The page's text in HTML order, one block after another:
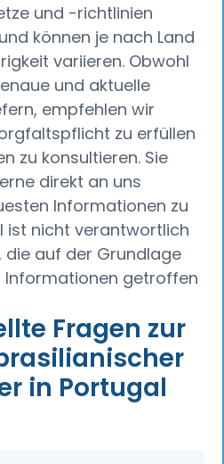
und -richtlinien
können je nach Land
variieren. Obwohl
und aktuelle
empfehlen wir
zu erfüllen
zu konsultieren. Sie
direkt an uns
Informationen zu
ist nicht verantwortlich
die auf der Grundlage
getroffen
Fragen zur
in Portugal